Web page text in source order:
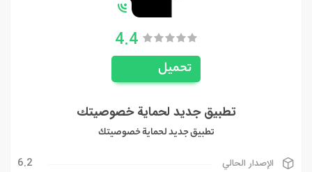
4.4
تحميل
تطبيق جديد لحماية خصوصيتك
تطبيق جديد لحماية خصوصيتك
الإصدار الحالي 6.2